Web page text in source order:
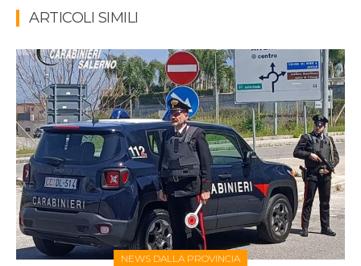
ARTICOLI SIMILI
NEWS DALLA PROVINCIA